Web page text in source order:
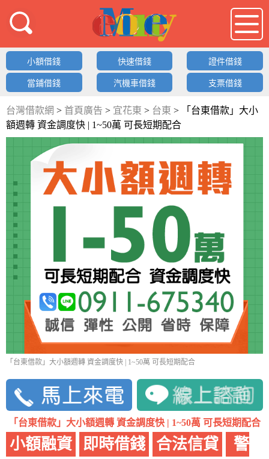
借錢LOGO
小額借錢 快速借錢 證件借錢
當鋪借錢 汽機車借錢 支票借錢
台灣借款網 > 首頁廣告 > 宜花東 > 台東 >
「台東借款」大小
額週轉 資金調度快 | 1~50萬 可長短期配合
「台東借款」大小額週轉 資金調度快 | 1~50萬 可長短期配合
「台東借款」大小額週轉 資金調度快 | 1~50萬 可長短期配合
小額融資 即時借錢 合法信貸
警